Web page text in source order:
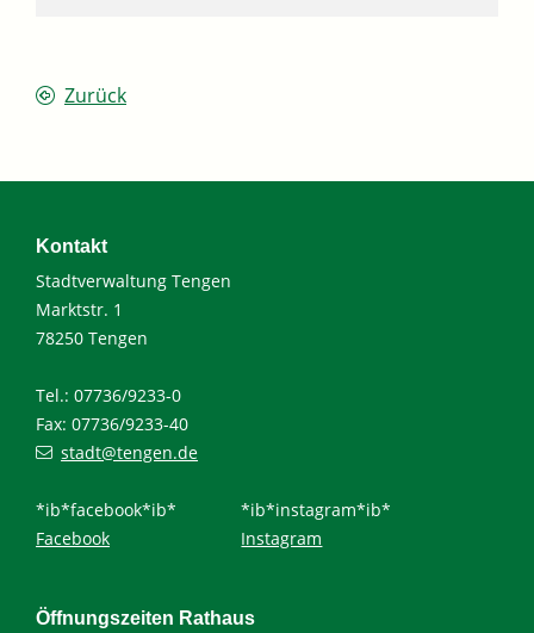
Zurück
Kontakt
Stadtverwaltung Tengen
Marktstr. 1
78250 Tengen
Tel.: 07736/9233-0
Fax: 07736/9233-40
stadt@tengen.de
*ib*facebook*ib*
Facebook
*ib*instagram*ib*
Instagram
Öffnungszeiten Rathaus